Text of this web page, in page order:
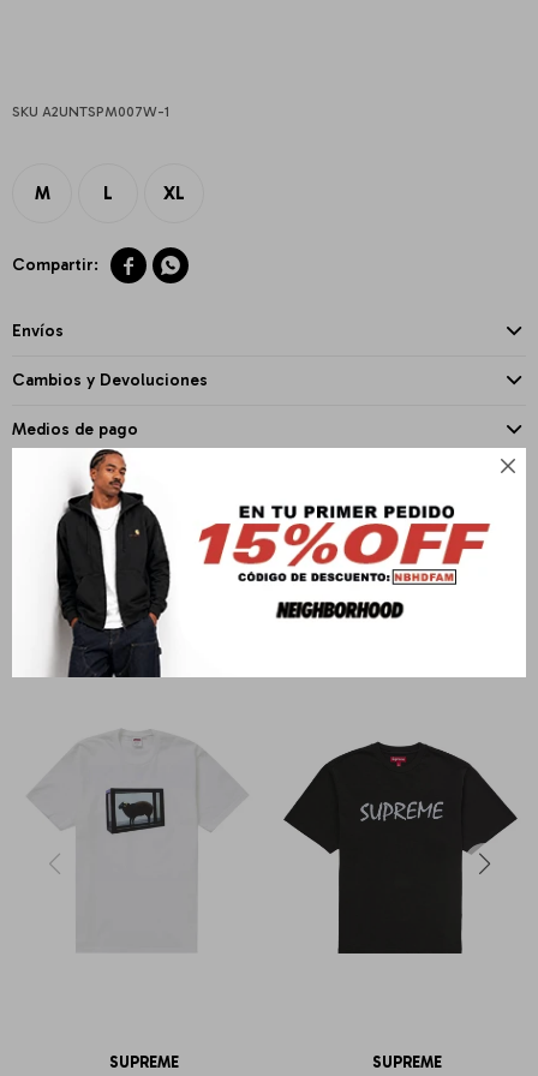

A2UNTSPM007W-1
M L XL
 
Envíos
Cambios y Devoluciones
Medios de pago
PRODUCTOS QUE TE PUEDEN INTERESAR
SUPREME SUPREME